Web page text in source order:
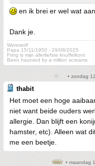
en ik brei er wel wat
Dank je.
Werewolf
Papa 15/11/1950 - 29/08/2025
Fring is mijn allerliefste knuffelkont
Been haunted by a million screams
• zondag
thabit
Het moet een hoge
niet want beide ouders
allergie. Dan blijft een
hamster, etc). Alleen wat
me een beetje.
• maandag